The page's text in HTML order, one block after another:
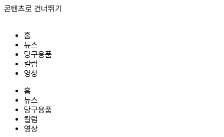
콘텐츠로 건너뛰기
홈
뉴스
당구용품
칼럼
영상
홈
뉴스
당구용품
칼럼
영상